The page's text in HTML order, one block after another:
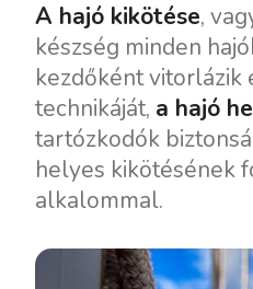
A hajó kikötése,
készség minden
kezdőként vitorlázik
technikáját, a hajó
tartózkodók
helyes kikötésének
alkalommal.